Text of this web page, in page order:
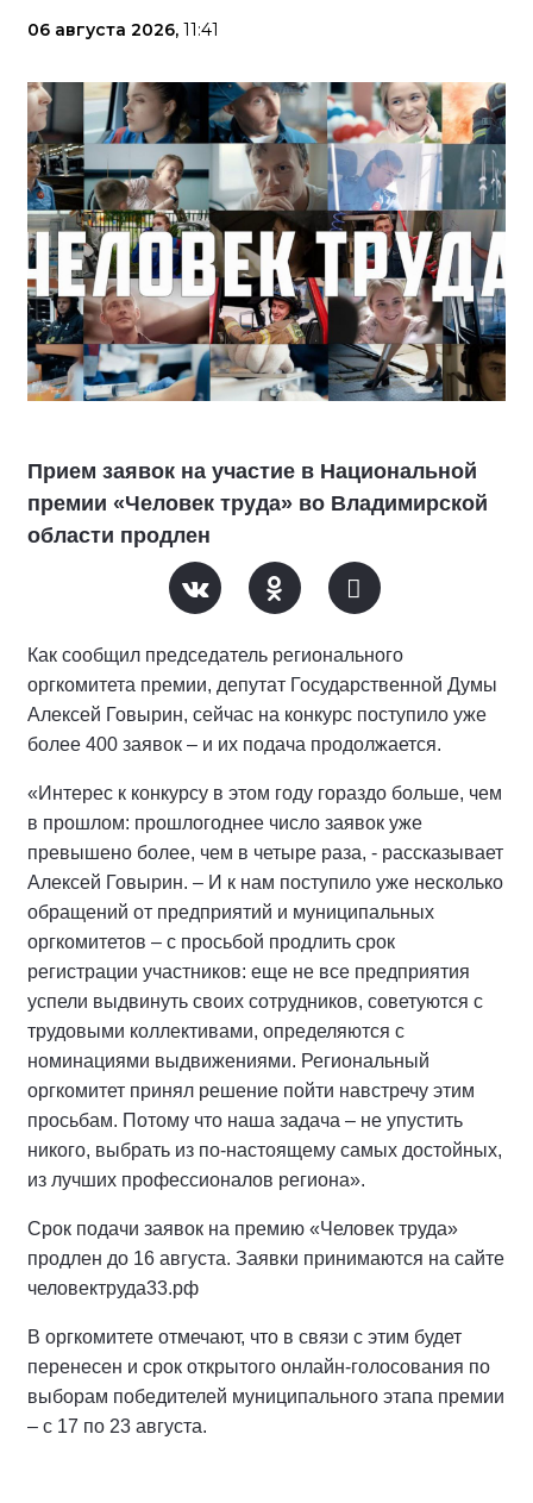
06 августа 2026, 11:41
Прием заявок на участие в Национальной
премии «Человек труда» во Владимирской
области продлен
Как сообщил председатель регионального
оргкомитета премии, депутат Государственной Думы
Алексей Говырин, сейчас на конкурс поступило уже
более 400 заявок – и их подача продолжается.
«Интерес к конкурсу в этом году гораздо больше, чем
в прошлом: прошлогоднее число заявок уже
превышено более, чем в четыре раза, - рассказывает
Алексей Говырин. – И к нам поступило уже несколько
обращений от предприятий и муниципальных
оргкомитетов – с просьбой продлить срок
регистрации участников: еще не все предприятия
успели выдвинуть своих сотрудников, советуются с
трудовыми коллективами, определяются с
номинациями выдвижениями. Региональный
оргкомитет принял решение пойти навстречу этим
просьбам. Потому что наша задача – не упустить
никого, выбрать из по-настоящему самых достойных,
из лучших профессионалов региона».
Срок подачи заявок на премию «Человек труда»
продлен до 16 августа. Заявки принимаются на сайте
человектруда33.рф
В оргкомитете отмечают, что в связи с этим будет
перенесен и срок открытого онлайн-голосования по
выборам победителей муниципального этапа премии
– с 17 по 23 августа.